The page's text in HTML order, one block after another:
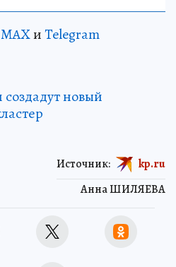
MAXиTelegram
создадут новый
Анна ШИЛЯЕВА
Источник: kp.ru